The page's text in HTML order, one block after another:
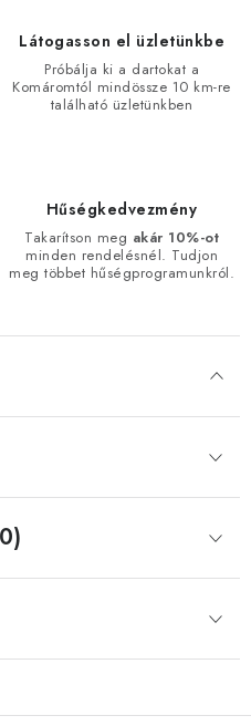
Látogasson el üzletünkbe
Próbálja ki a dartokat a
Komáromtól mindössze 10 km-re
található üzletünkben
Hűségkedvezmény
Takarítson meg akár 10%-ot
minden rendelésnél. Tudjon
meg többet hűségprogramunkról.